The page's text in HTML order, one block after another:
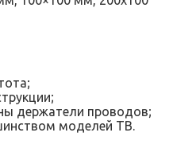
держатели проводов;
моделей ТВ.